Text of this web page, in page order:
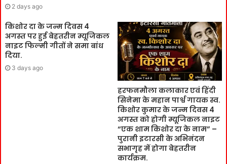
2 days ago
किशोर दा के जन्म दिवस 4
अगस्त पर हुई बेहतरीन म्यूजिकल
नाइट फिल्मी गीतों ने समा बांध
दिया.
3 days ago
हरफनमौला कलाकार एवं हिंदी
सिनेमा के महान पार्श्व गायक स्व.
किशोर कुमार के जन्म दिवस 4
अगस्त को होगी म्यूजिकल नाइट
“एक शाम किशोर दा के नाम” –
पुरानी इटारसी के अभिनंदन
सभागृह में होगा बेहतरीन
कार्यक्रम.